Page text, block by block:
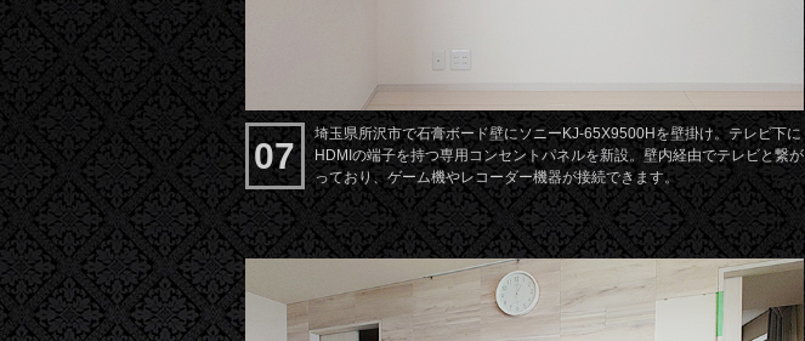
07
埼玉県所沢市で石膏ボード壁にソニーKJ-65X9500Hを壁掛け。テレビ下に
HDMIの端子を持つ専用コンセントパネルを新設。壁内経由でテレビと繋が
っており、ゲーム機やレコーダー機器が接続できます。